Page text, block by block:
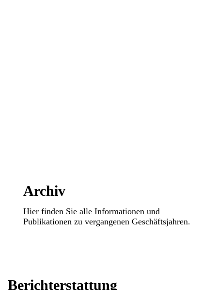
Archiv
Hier finden Sie alle Informationen und
Publikationen zu vergangenen Geschäftsjahren.
Berichterstattung